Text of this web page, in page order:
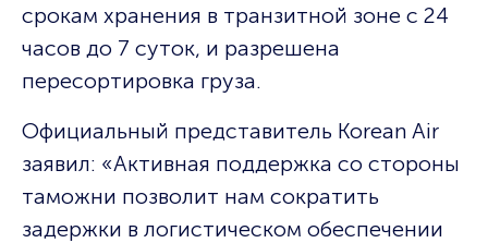
срокам хранения в транзитной зоне с 24
часов до 7 суток, и разрешена
пересортировка груза.
Официальный представитель Korean Air
заявил: «Активная поддержка со стороны
таможни позволит нам сократить
задержки в логистическом обеспечении